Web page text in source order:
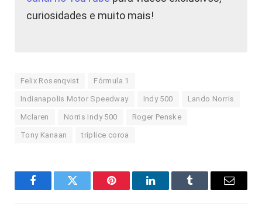
curiosidades e muito mais!
Felix Rosenqvist Fórmula 1
Indianapolis Motor Speedway Indy 500 Lando Norris
Mclaren Norris Indy 500 Roger Penske
Tony Kanaan tríplice coroa
FacebookTwitter Pinterest LinkedInTumblr
E-